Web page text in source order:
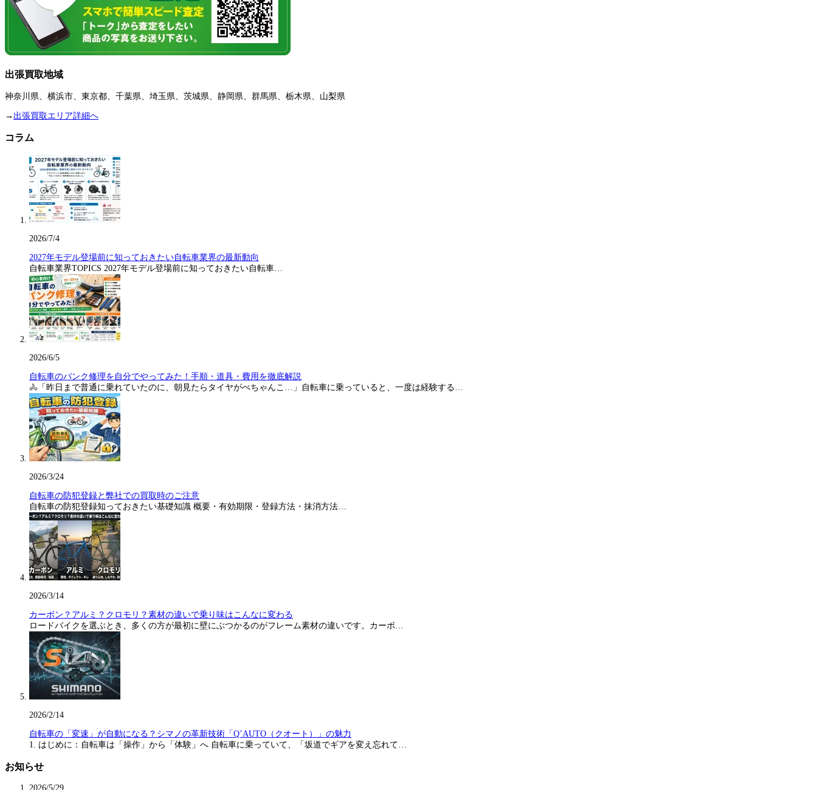
出張買取地域
神奈川県、横浜市、東京都、千葉県、埼玉県、茨城県、静岡県、群馬県、栃木県、山梨県
→ 出張買取エリア詳細へ
コラム
2026/7/4
2027年モデル登場前に知っておきたい自転車業界の最新動向
自転車業界TOPICS 2027年モデル登場前に知っておきたい自転車…
2026/6/5
自転車のパンク修理を自分でやってみた！手順・道具・費用を徹底解説
🚴「昨日まで普通に乗れていたのに、朝見たらタイヤがぺちゃんこ…」自転車に乗っていると、一度は経験する…
2026/3/24
自転車の防犯登録と弊社での買取時のご注意
自転車の防犯登録知っておきたい基礎知識 概要・有効期限・登録方法・抹消方法…
2026/3/14
カーボン？アルミ？クロモリ？素材の違いで乗り味はこんなに変わる
ロードバイクを選ぶとき、多くの方が最初に壁にぶつかるのがフレーム素材の違いです。カーボ…
2026/2/14
自転車の「変速」が自動になる？シマノの革新技術「Q’AUTO（クオート）」の魅力
1. はじめに：自転車は「操作」から「体験」へ 自転車に乗っていて、「坂道でギアを変え忘れて…
お知らせ
2026/5/29